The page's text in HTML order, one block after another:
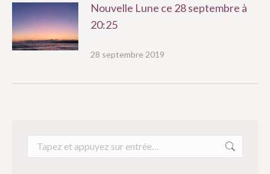
Nouvelle Lune ce 28 septembre à
20:25
28 septembre 2019
Recherche